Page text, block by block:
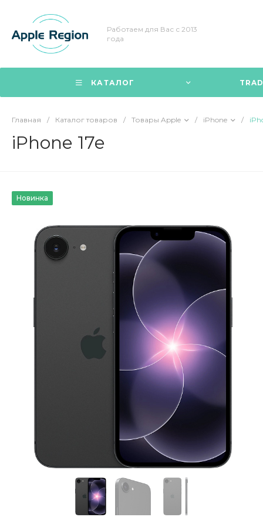
Работаем для Вас с 2013
года
КАТАЛОГ
Главная / Каталог товаров / Товары Apple / iPhone /
iPhone 17e
Новинка